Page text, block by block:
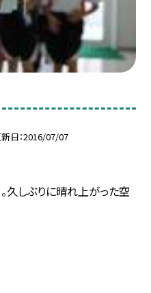
日 2016/07/07
久しぶりに晴れ上がった空